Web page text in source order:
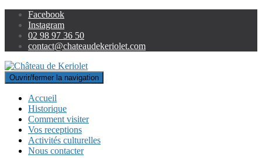
Facebook
Instagram
02 98 97 36 50
contact@chateaudekeriolet.com
Ouvrir/fermer la navigation
Accueil
Historique
Comment visiter
Vos receptions
Activités culturelles
Nous contacter